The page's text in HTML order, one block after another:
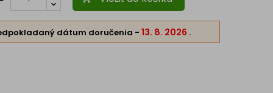
dátum doručenia - 13. 8. 2026 .